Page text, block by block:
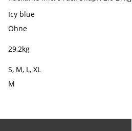
Icy blue
Ohne
29,2kg
S, M, L, XL
M